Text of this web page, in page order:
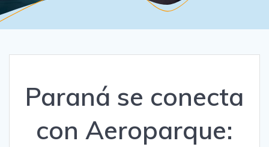
Paraná se conecta
con Aeroparque: